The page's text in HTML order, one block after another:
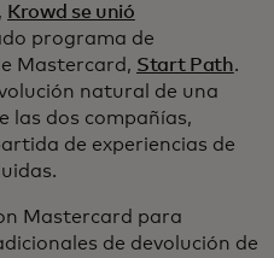
Krowd se unió
programa de
Mastercard, Start Path.
natural de una
las dos compañías,
de experiencias de
Mastercard para
de devolución de